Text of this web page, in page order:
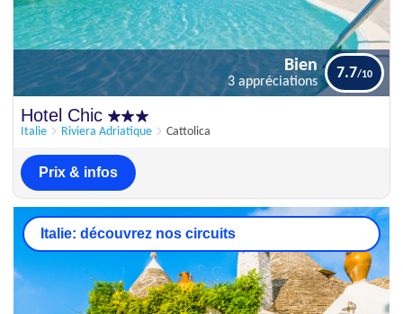
Hotel Chic
Italie Riviera Adriatique Cattolica
Bien
3 appréciations
7.7
Prix & infos
Italie: découvrez nos circuits